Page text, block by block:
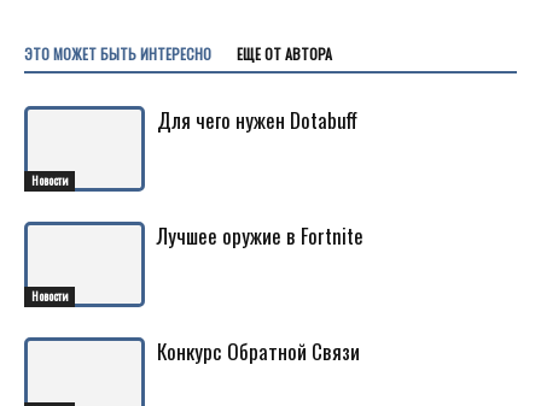
ЭТО МОЖЕТ БЫТЬ ИНТЕРЕСНО ЕЩЕ ОТ АВТОРА
Новости
Для чего нужен Dotabuff
Новости
Лучшее оружие в Fortnite
Конкурс Обратной Связи